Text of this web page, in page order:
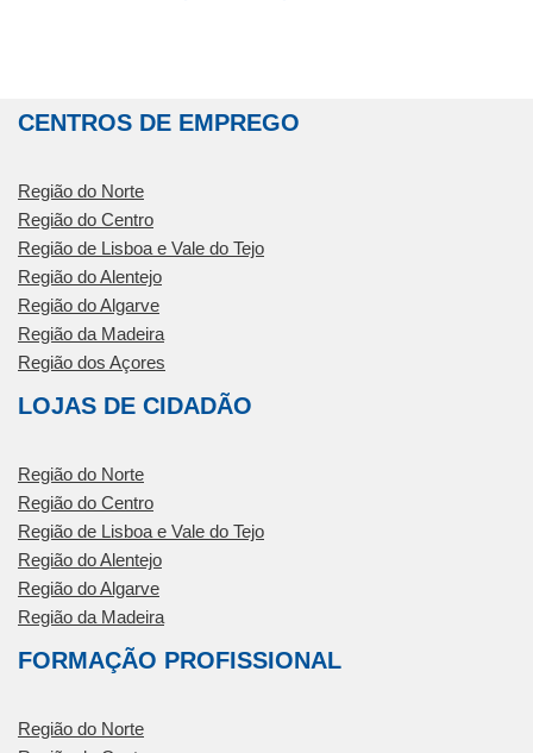
CENTROS DE EMPREGO
Região do Norte
Região do Centro
Região de Lisboa e Vale do Tejo
Região do Alentejo
Região do Algarve
Região da Madeira
Região dos Açores
LOJAS DE CIDADÃO
Região do Norte
Região do Centro
Região de Lisboa e Vale do Tejo
Região do Alentejo
Região do Algarve
Região da Madeira
FORMAÇÃO PROFISSIONAL
Região do Norte